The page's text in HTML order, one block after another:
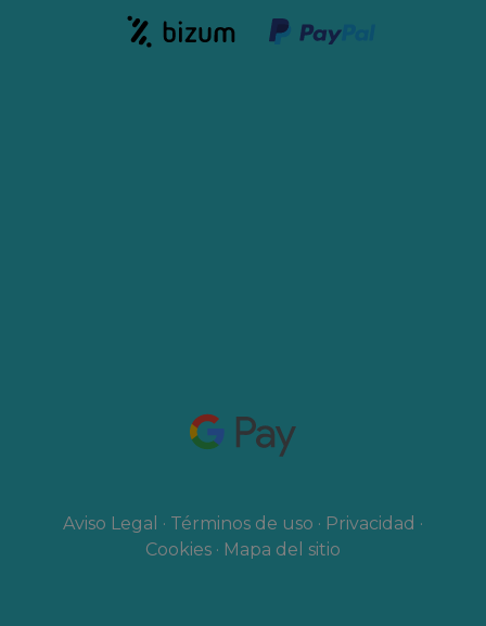
Aviso Legal · Términos de uso · Privacidad ·
Cookies · Mapa del sitio